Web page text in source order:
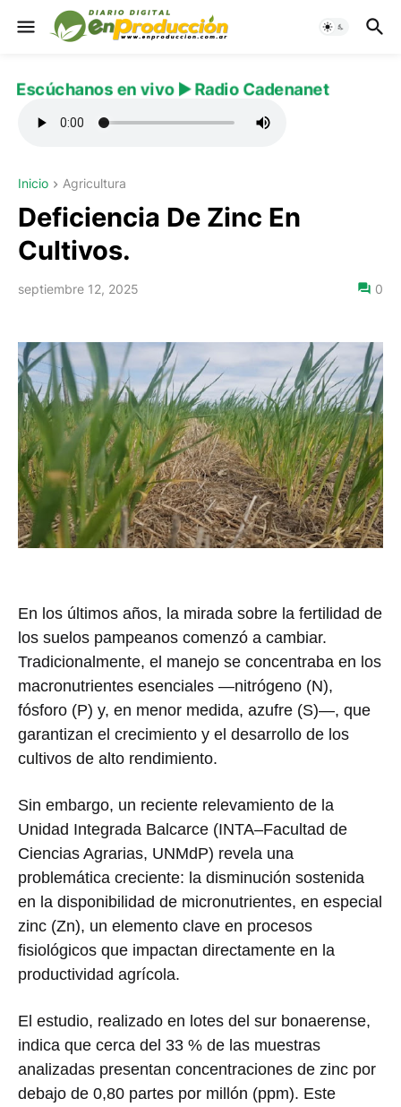
Escúchanos en vivo ▶️ Radio Cadenanet
Inicio Agricultura
Deficiencia De Zinc En
Cultivos.
septiembre 12, 2025 0
En los últimos años, la mirada sobre la fertilidad de
los suelos pampeanos comenzó a cambiar.
Tradicionalmente, el manejo se concentraba en los
macronutrientes esenciales —nitrógeno (N),
fósforo (P) y, en menor medida, azufre (S)—, que
garantizan el crecimiento y el desarrollo de los
cultivos de alto rendimiento.
Sin embargo, un reciente relevamiento de la
Unidad Integrada Balcarce (INTA–Facultad de
Ciencias Agrarias, UNMdP) revela una
problemática creciente: la disminución sostenida
en la disponibilidad de micronutrientes, en especial
zinc (Zn), un elemento clave en procesos
fisiológicos que impactan directamente en la
productividad agrícola.
El estudio, realizado en lotes del sur bonaerense,
indica que cerca del 33 % de las muestras
analizadas presentan concentraciones de zinc por
debajo de 0,80 partes por millón (ppm). Este